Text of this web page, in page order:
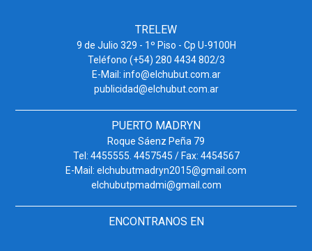
TRELEW
9 de Julio 329 - 1º Piso - Cp U-9100H
Teléfono (+54) 280 4434 802/3
E-Mail: info@elchubut.com.ar
publicidad@elchubut.com.ar
PUERTO MADRYN
Roque Sáenz Peña 79
Tel: 4455555. 4457545 / Fax: 4454567
E-Mail: elchubutmadryn2015@gmail.com
elchubutpmadmi@gmail.com
ENCONTRANOS EN